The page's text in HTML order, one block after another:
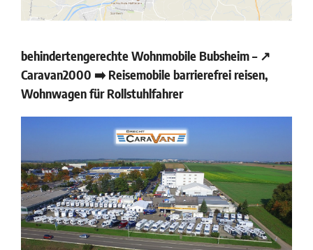
behindertengerechte Wohnmobile Bubsheim – ↗️
Caravan2000 ➡️ Reisemobile barrierefrei reisen,
Wohnwagen für Rollstuhlfahrer